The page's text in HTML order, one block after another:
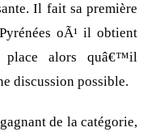
Il fait sa première
oÃ¹ il obtient
place alors quâ€™il
discussion possible.
de la catégorie,